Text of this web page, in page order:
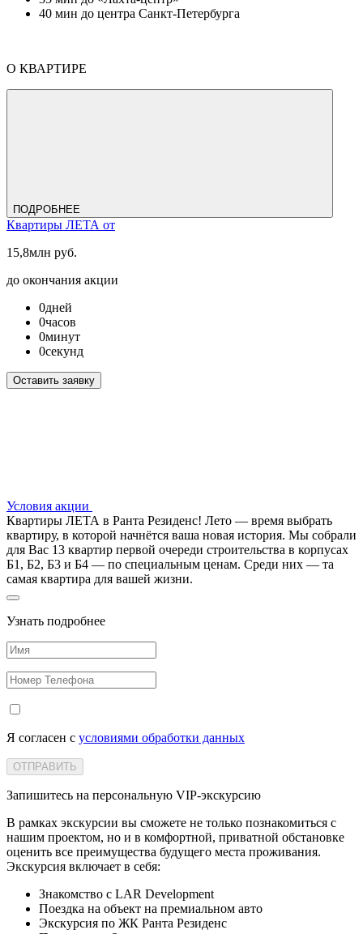
40 мин до центра Санкт-Петербурга
О КВАРТИРЕ
ПОДРОБНЕЕ
Квартиры ЛЕТА от
15,8млн руб.
до окончания акции
0дней
0часов
0минут
0секунд
Оставить заявку
Условия акции
Квартиры ЛЕТА в Ранта Резиденс! Лето — время выбрать
квартиру, в которой начнётся ваша новая история. Мы собрали
для Вас 13 квартир первой очереди строительства в корпусах
Б1, Б2, Б3 и Б4 — по специальным ценам. Среди них — та
самая квартира для вашей жизни.
Узнать подробнее
Я согласен с условиями обработки данных
ОТПРАВИТЬ
Запишитесь на персональную VIP‑экскурсию
В рамках экскурсии вы сможете не только познакомиться с
нашим проектом, но и в комфортной, приватной обстановке
оценить все преимущества будущего места проживания.
Экскурсия включает в себя:
Знакомство с LAR Development
Поездка на объект на премиальном авто
Экскурсия по ЖК Ранта Резиденс